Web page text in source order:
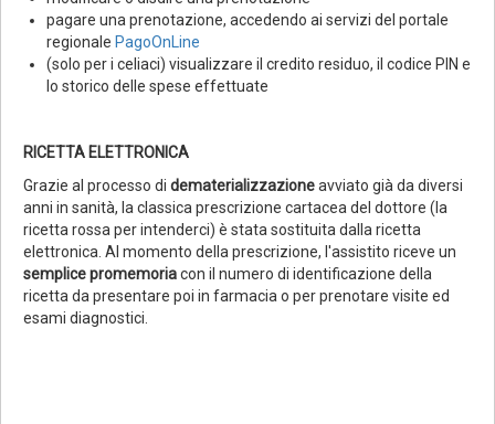
pagare una prenotazione, accedendo ai servizi del portale
regionale PagoOnLine
(solo per i celiaci) visualizzare il credito residuo, il codice PIN e
lo storico delle spese effettuate
RICETTA ELETTRONICA
Grazie al processo di dematerializzazioneavviato già da diversi
anni in sanità, la classica prescrizione cartacea del dottore (la
ricetta rossa per intenderci) è stata sostituita dalla ricetta
elettronica. Al momento della prescrizione, l'assistito riceve un
semplice promemoriacon il numero di identificazione della
ricetta da presentare poi in farmacia o per prenotare visite ed
esami diagnostici.